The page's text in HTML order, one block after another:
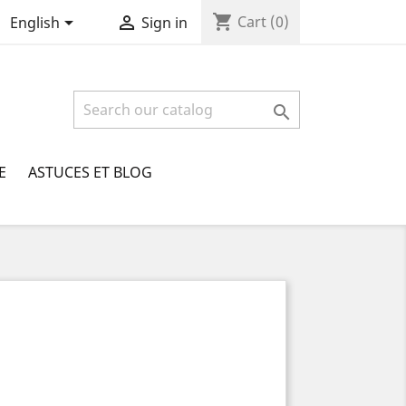
English  Sign in shopping_cart Cart (0)

ASTUCES ET BLOG